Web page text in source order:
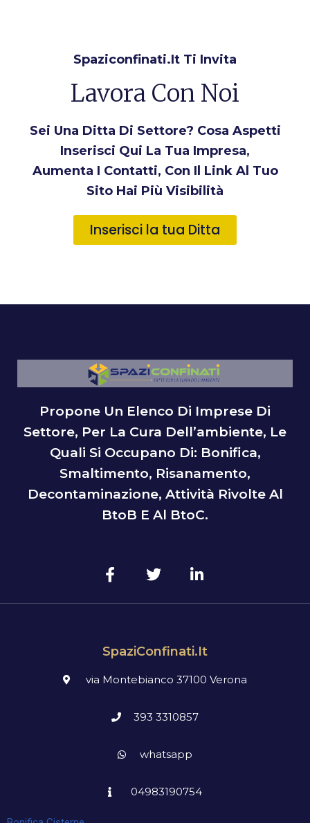
Spaziconfinati.it Ti Invita
Lavora Con Noi
Sei Una Ditta Di Settore? Cosa Aspetti
Inserisci Qui La Tua Impresa,
Aumenta I Contatti, Con Il Link Al Tuo
Sito Hai Più Visibilità
Inserisci la tua Ditta
Propone Un Elenco Di Imprese Di
Settore, Per La Cura Dell’ambiente, Le
Quali Si Occupano Di: Bonifica,
Smaltimento, Risanamento,
Decontaminazione, Attività Rivolte Al
BtoB E Al BtoC.
SpaziConfinati.it
via Montebianco 37100 Verona
393 3310857
whatsapp
04983190754